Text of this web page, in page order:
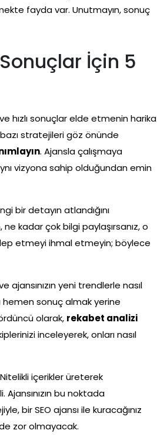
fayda var. Unutmayın, sonuç
Sonuçlar İçin 5
hızlı sonuçlar elde etmenin harika
stratejileri göz önünde
. Ajansla çalışmaya
vizyona sahip olduğundan emin
bir detayın atlandığını
kadar çok bilgi paylaşırsanız, o
etmeyi ihmal etmeyin; böylece
ajansınızın yeni trendlerle nasıl
hemen sonuç almak yerine
olarak, rekabet analizi
inceleyerek, onları nasıl
Nitelikli içerikler üreterek
bu noktada
bir SEO ajansı ile kuracağınız
zor olmayacak.